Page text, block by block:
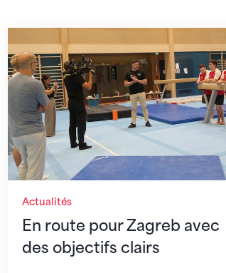
Actualités
En route pour Zagreb avec
des objectifs clairs
En route pour Zagreb avec des